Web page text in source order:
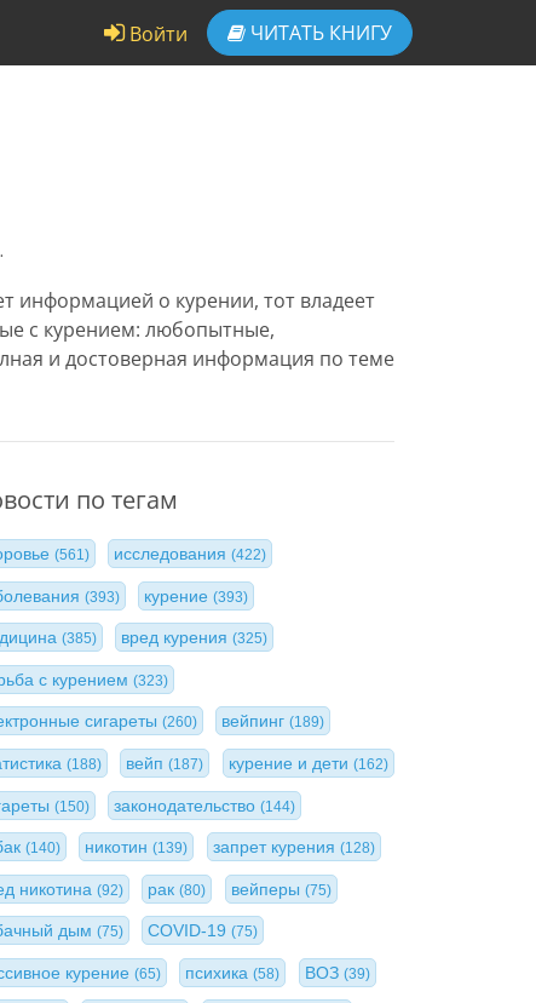
Войти ЧИТАТЬ КНИГУ
информацией о курении, тот владеет
с курением: любопытные,
и достоверная информация по теме
по тегам
(561) исследования(422)
(393) курение(393)
(385) вред курения(325)
с курением (323)
сигареты (260) вейпинг(189)
(188) вейп(187) курение и дети (162)
(150) законодательство(144)
(140) никотин(139) запрет курения (128)
никотина (92) рак(80) вейперы (75)
дым (75) COVID-19(75)
курение (65) психика(58) ВОЗ (39)